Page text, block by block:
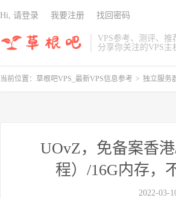
VPS参考、测评、推
分享你关注的VPS主
Hi, 请登录 我要注册 找回密码
当前位置： 草根吧VPS_最新VPS信息参考 > 独立服务
UOvZ，免备案香
程）/16G内存，
2022-03-